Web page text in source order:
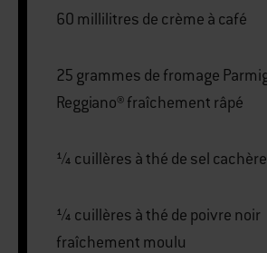
60 millilitres de crème à café
25 grammes de fromage Parmigiano-
Reggiano® fraîchement râpé
¼ cuillères à thé de sel cachère
¼ cuillères à thé de poivre noir
fraîchement moulu